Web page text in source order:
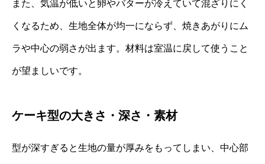
また、気温が低いと卵やバターが冷えていて混ざりにく
くなるため、生地全体が均一にならず、焼きあがりにム
ラや中心の弱さが出ます。材料は室温に戻して使うこと
が望ましいです。
ケーキ型の大きさ・深さ・素材
型が深すぎると生地の量が厚みをもってしまい、中心部